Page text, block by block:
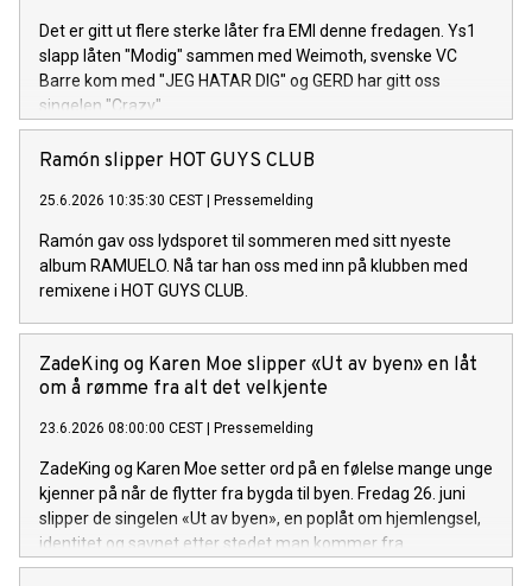
Det er gitt ut flere sterke låter fra EMI denne fredagen. Ys1
slapp låten "Modig" sammen med Weimoth, svenske VC
Barre kom med "JEG HATAR DIG" og GERD har gitt oss
singelen "Crazy".
Ramón slipper HOT GUYS CLUB
25.6.2026 10:35:30 CEST Pressemelding
Ramón gav oss lydsporet til sommeren med sitt nyeste
album RAMUELO. Nå tar han oss med inn på klubben med
remixene i HOT GUYS CLUB.
ZadeKing og Karen Moe slipper «Ut av byen» en låt
om å rømme fra alt det velkjente
23.6.2026 08:00:00 CEST Pressemelding
ZadeKing og Karen Moe setter ord på en følelse mange unge
kjenner på når de flytter fra bygda til byen. Fredag 26. juni
slipper de singelen «Ut av byen», en poplåt om hjemlengsel,
identitet og savnet etter stedet man kommer fra.